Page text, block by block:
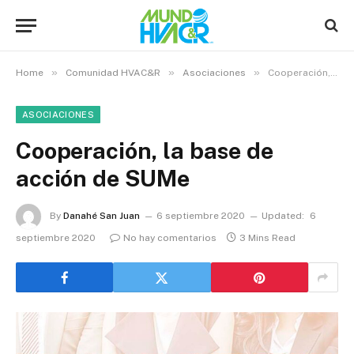
Home » Comunidad HVAC&R » Asociaciones » Cooperación, la base de acción de SUMe
ASOCIACIONES
Cooperación, la base de
acción de SUMe
By Danahé San Juan 6 septiembre 2020 Updated:
6
septiembre 2020
No hay comentarios 3 Mins Read